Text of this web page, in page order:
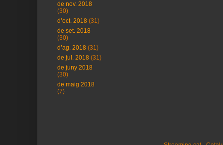
de nov. 2018
(30)
d’oct. 2018 (31)
de set. 2018
(30)
d’ag. 2018 (31)
de jul. 2018 (31)
de juny 2018
(30)
de maig 2018
(7)